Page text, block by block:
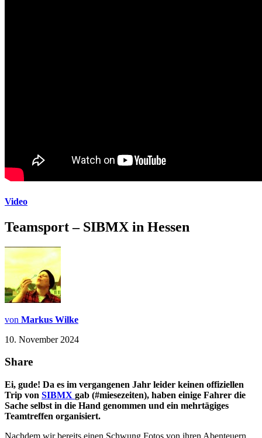
Video
Teamsport – SIBMX in Hessen
von Markus Wilke
10. November 2024
Share
Ei, gude! Da es im vergangenen Jahr leider keinen offiziellen
Trip von SIBMX gab (#miesezeiten), haben einige Fahrer die
Sache selbst in die Hand genommen und ein mehrtägiges
Teamtreffen organisiert.